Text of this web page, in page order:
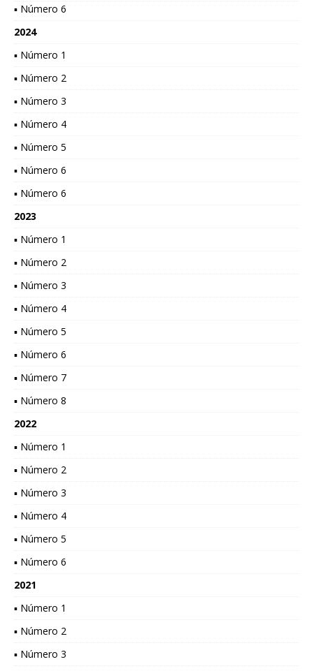
▪ Número 6
2024
▪ Número 1
▪ Número 2
▪ Número 3
▪ Número 4
▪ Número 5
▪ Número 6
▪ Número 6
2023
▪ Número 1
▪ Número 2
▪ Número 3
▪ Número 4
▪ Número 5
▪ Número 6
▪ Número 7
▪ Número 8
2022
▪ Número 1
▪ Número 2
▪ Número 3
▪ Número 4
▪ Número 5
▪ Número 6
2021
▪ Número 1
▪ Número 2
▪ Número 3